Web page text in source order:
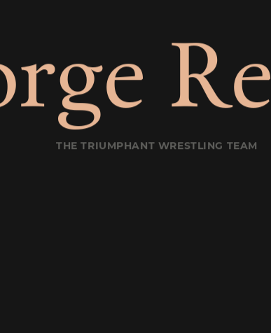
rge Re
THE TRIUMPHANT WRESTLING TEAM